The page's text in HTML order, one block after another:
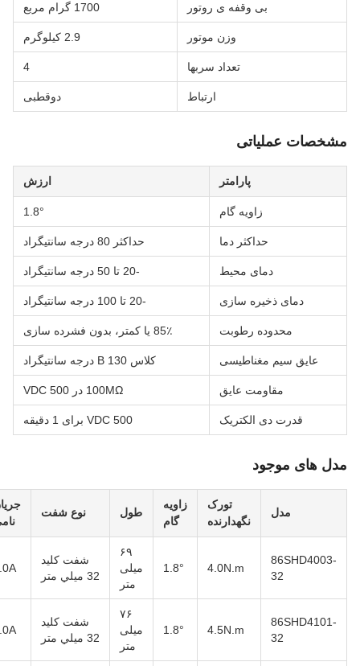
بی وقفه ی روتور 1700 گرام مربع
وزن موتور
تعداد سربها
ارتباط دوقطبی
عملیاتی
پارامتر ارزش
زاویه گام 1.8°
حداکثر دما حداکثر 80 درجه سانتیگراد
دمای محیط
دمای ذخیره سازی
محدوده رطوبت 85٪ یا کمتر، بدون فشرده سازی
عایق سیم مغناطیسی کلاس B 130 درجه سانتیگراد
مقاومت عایق 100MΩ در 500 VDC
قدرت دی الکتریک 500 VDC برای 1 دقیقه
های موجود
مدل
تورک
نگهدارنده
زاویه
طول نوع شفت
جریان
نامی
86SHD4003-
4.0N.m
1.8°
میلی
شفت کليد
4.0A
86SHD4101-
4.5N.m
1.8°
میلی
شفت کليد
4.0A